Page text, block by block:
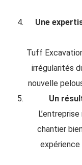
Une
Tuff
irrégularités
nouvelle
Un
chantier